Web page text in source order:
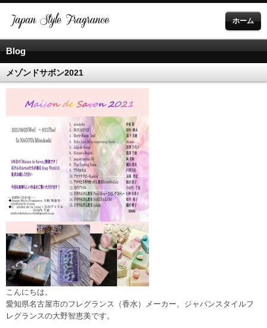
ホーム
Blog
メゾンドサボン2021
こんにちは。
愛知県名古屋市のフレグランス（香水）メーカー、ジャパンスタイルフ
レグランスの大野智恵美です。